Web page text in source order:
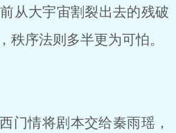
从大宇宙割裂出去的残破
秩序法则多半更为可怕。
门情将剧本交给秦雨瑶，